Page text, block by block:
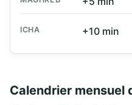
ICHA +10 min
Calendrier mensuel